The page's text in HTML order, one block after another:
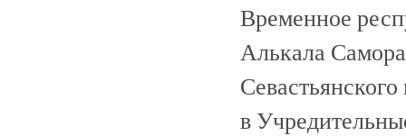
Временное
Алькала
в